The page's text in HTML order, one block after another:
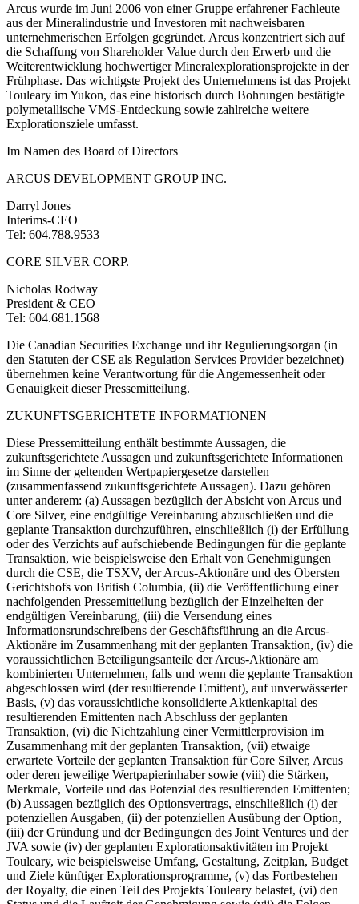
Arcus wurde im Juni 2006 von einer Gruppe erfahrener Fachleute
aus der Mineralindustrie und Investoren mit nachweisbaren
unternehmerischen Erfolgen gegründet. Arcus konzentriert sich auf
die Schaffung von Shareholder Value durch den Erwerb und die
Weiterentwicklung hochwertiger Mineralexplorationsprojekte in der
Frühphase. Das wichtigste Projekt des Unternehmens ist das Projekt
Touleary im Yukon, das eine historisch durch Bohrungen bestätigte
polymetallische VMS-Entdeckung sowie zahlreiche weitere
Explorationsziele umfasst.
Im Namen des Board of Directors
ARCUS DEVELOPMENT GROUP INC.
Darryl Jones
Interims-CEO
Tel: 604.788.9533
CORE SILVER CORP.
Nicholas Rodway
President & CEO
Tel: 604.681.1568
Die Canadian Securities Exchange und ihr Regulierungsorgan (in
den Statuten der CSE als Regulation Services Provider bezeichnet)
übernehmen keine Verantwortung für die Angemessenheit oder
Genauigkeit dieser Pressemitteilung.
ZUKUNFTSGERICHTETE INFORMATIONEN
Diese Pressemitteilung enthält bestimmte Aussagen, die
zukunftsgerichtete Aussagen und zukunftsgerichtete Informationen
im Sinne der geltenden Wertpapiergesetze darstellen
(zusammenfassend zukunftsgerichtete Aussagen). Dazu gehören
unter anderem: (a) Aussagen bezüglich der Absicht von Arcus und
Core Silver, eine endgültige Vereinbarung abzuschließen und die
geplante Transaktion durchzuführen, einschließlich (i) der Erfüllung
oder des Verzichts auf aufschiebende Bedingungen für die geplante
Transaktion, wie beispielsweise den Erhalt von Genehmigungen
durch die CSE, die TSXV, der Arcus-Aktionäre und des Obersten
Gerichtshofs von British Columbia, (ii) die Veröffentlichung einer
nachfolgenden Pressemitteilung bezüglich der Einzelheiten der
endgültigen Vereinbarung, (iii) die Versendung eines
Informationsrundschreibens der Geschäftsführung an die Arcus-
Aktionäre im Zusammenhang mit der geplanten Transaktion, (iv) die
voraussichtlichen Beteiligungsanteile der Arcus-Aktionäre am
kombinierten Unternehmen, falls und wenn die geplante Transaktion
abgeschlossen wird (der resultierende Emittent), auf unverwässerter
Basis, (v) das voraussichtliche konsolidierte Aktienkapital des
resultierenden Emittenten nach Abschluss der geplanten
Transaktion, (vi) die Nichtzahlung einer Vermittlerprovision im
Zusammenhang mit der geplanten Transaktion, (vii) etwaige
erwartete Vorteile der geplanten Transaktion für Core Silver, Arcus
oder deren jeweilige Wertpapierinhaber sowie (viii) die Stärken,
Merkmale, Vorteile und das Potenzial des resultierenden Emittenten;
(b) Aussagen bezüglich des Optionsvertrags, einschließlich (i) der
potenziellen Ausgaben, (ii) der potenziellen Ausübung der Option,
(iii) der Gründung und der Bedingungen des Joint Ventures und der
JVA sowie (iv) der geplanten Explorationsaktivitäten im Projekt
Touleary, wie beispielsweise Umfang, Gestaltung, Zeitplan, Budget
und Ziele künftiger Explorationsprogramme, (v) das Fortbestehen
der Royalty, die einen Teil des Projekts Touleary belastet, (vi) den